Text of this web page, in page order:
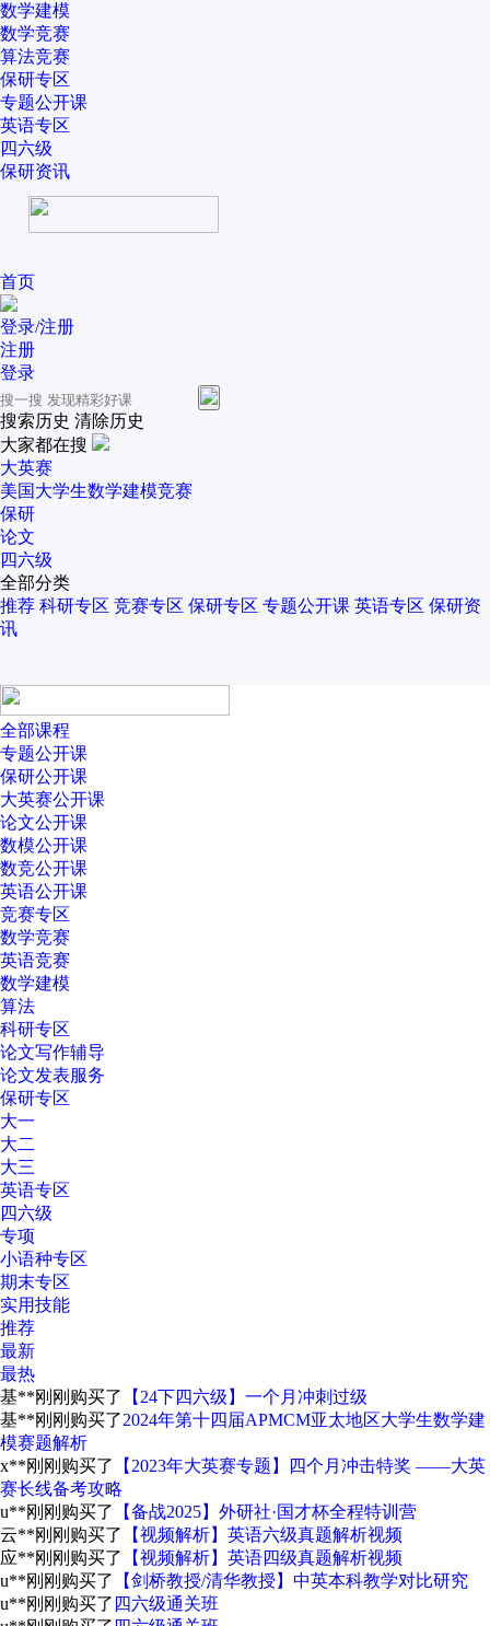
数学建模
数学竞赛
算法竞赛
保研专区
专题公开课
英语专区
四六级
保研资讯
首页
登录/注册
注册
登录
搜索历史 清除历史
大家都在搜
大英赛
美国大学生数学建模竞赛
保研
论文
四六级
全部分类
推荐 科研专区 竞赛专区 保研专区 专题公开课 英语专区 保研资
讯
全部课程
专题公开课
保研公开课
大英赛公开课
论文公开课
数模公开课
数竞公开课
英语公开课
竞赛专区
数学竞赛
英语竞赛
数学建模
算法
科研专区
论文写作辅导
论文发表服务
保研专区
大一
大二
大三
英语专区
四六级
专项
小语种专区
期末专区
实用技能
推荐
最新
最热
基**刚刚购买了
【24下四六级】一个月冲刺过级
基**刚刚购买了2024年第十四届APMCM亚太地区大学生数学建
模赛题解析
x**刚刚购买了
【2023年大英赛专题】四个月冲击特奖 ——大英
赛长线备考攻略
u**刚刚购买了
【备战2025】外研社·国才杯全程特训营
云**刚刚购买了
【视频解析】英语六级真题解析视频
应**刚刚购买了
【视频解析】英语四级真题解析视频
u**刚刚购买了
【剑桥教授/清华教授】中英本科教学对比研究
u**刚刚购买了 四六级通关班